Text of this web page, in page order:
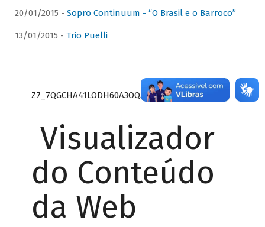
20/01/2015 - Sopro Continuum - “O Brasil e o Barroco”
13/01/2015 - Trio Puelli
Z7_7QGCHA41LODH60A3OQA8RN1415
Visualizador
do Conteúdo
da Web